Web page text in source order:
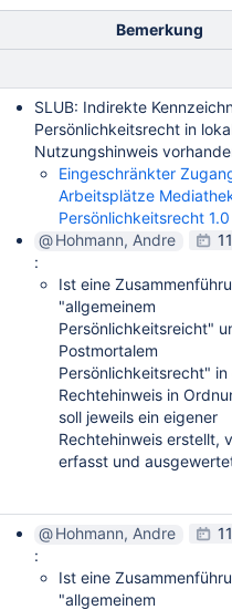
Bemerkung
SLUB: Indirekte
Persönlichkeitsrecht in
Nutzungshinweis
Eingeschränkter
Arbeitsplätze
Persönlichkeitsrecht 1.0
Hohmann, Andre
:
Ist eine
"allgemeinem
Persönlichkeitsreicht"
Postmortalem
Persönlichkeitsrecht" in
Rechtehinweis in
soll jeweils ein eigener
Rechtehinweis erstellt,
erfasst und
Hohmann, Andre
:
Ist eine
"allgemeinem